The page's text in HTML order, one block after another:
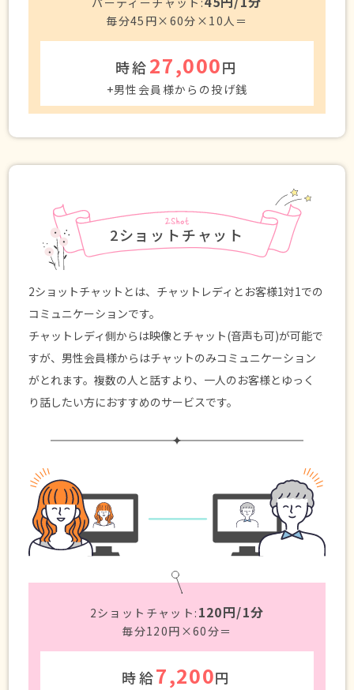
毎分45円×60分×10人＝
時給27,000円
+男性会員様からの投げ銭
2ショットチャット
2ショットチャットとは、チャットレディとお客様1対1での
コミュニケーションです。
チャットレディ側からは映像とチャット(音声も可)が可能で
すが、男性会員様からはチャットのみコミュニケーション
がとれます。複数の人と話すより、一人のお客様とゆっく
り話したい方におすすめのサービスです。
2ショットチャット: 120円/1分
毎分120円×60分＝
時給7,200円